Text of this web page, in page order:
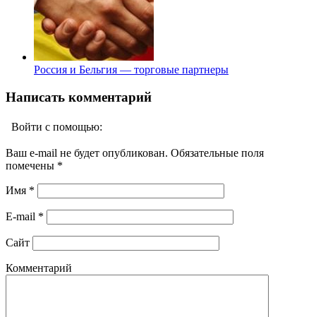
Россия и Бельгия — торговые партнеры
Написать комментарий
Войти с помощью:
Ваш e-mail не будет опубликован. Обязательные поля
помечены *
Имя *
E-mail *
Сайт
Комментарий